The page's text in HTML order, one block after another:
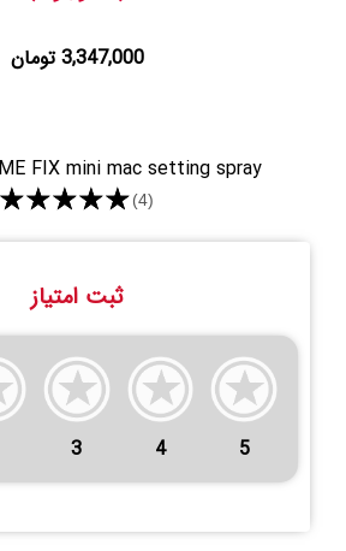
3,347,000 تومان
FIX mini mac setting spray
★★★★★(4)
ثبت امتیاز
3 4 5